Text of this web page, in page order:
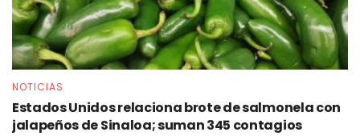
NOTICIAS
Estados Unidos relaciona brote de salmonela con
jalapeños de Sinaloa; suman 345 contagios